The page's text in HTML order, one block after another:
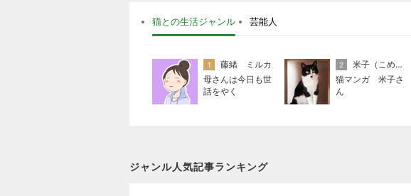
猫との生活ジャンル 芸能人
1
藤緒 ミルカ
母さんは今日も世
話をやく
2
米子（こめこ）
猫マンガ 米子さ
ん
ジャンル人気記事ランキング